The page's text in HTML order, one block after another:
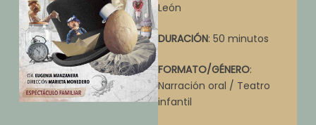
León
DURACIÓN: 50 minutos
FORMATO/GÉNERO:
Narración oral / Teatro
infantil